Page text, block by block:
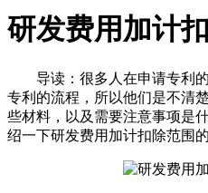
研发费用加计
导读：很多人在申请专利的
专利的流程，所以他们是不清
些材料，以及需要注意事项是
绍一下研发费用加计扣除范围